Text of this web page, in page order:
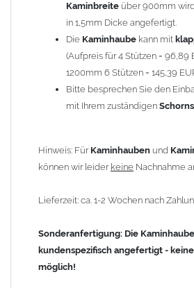
Kaminbreite über 900mm
in 1,5mm Dicke angefertigt.
Die Kaminhaube kann mit
(Aufpreis für 4 Stützen = 96,89
1200mm 6 Stützen = 145,39
Bitte besprechen Sie den
mit Ihrem zuständigen
Hinweis: Für Kaminhauben und
können wir leider keine Nachnahme
Lieferzeit: ca. 1-2 Wochen nach
Sonderanfertigung: Die
kundenspezifisch angefertigt -
möglich!